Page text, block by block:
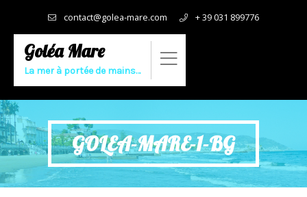
contact@golea-mare.com + 39 031 899776
Goléa Mare
La mer à portée de mains…
GOLEA-MARE-1-BG